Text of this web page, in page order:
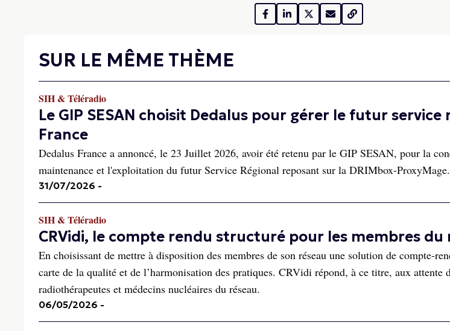
SUR LE MÊME THÈME
SIH & Téléradio
Le GIP SESAN choisit Dedalus pour gérer le futur
France
Dedalus France a annoncé, le 23 Juillet 2026, avoir été retenu par le GIP SESAN, pour la
maintenance et l'exploitation du futur Service Régional reposant sur la DRIMbox-ProxyMage.
31/07/2026 -
SIH & Téléradio
CRVidi, le compte rendu structuré pour les membres du
En choisissant de mettre à disposition des membres de son réseau une solution de compte-
carte de la qualité et de l’harmonisation des pratiques. CRVidi répond, à ce titre, aux attente
radiothérapeutes et médecins nucléaires du réseau.
06/05/2026 -